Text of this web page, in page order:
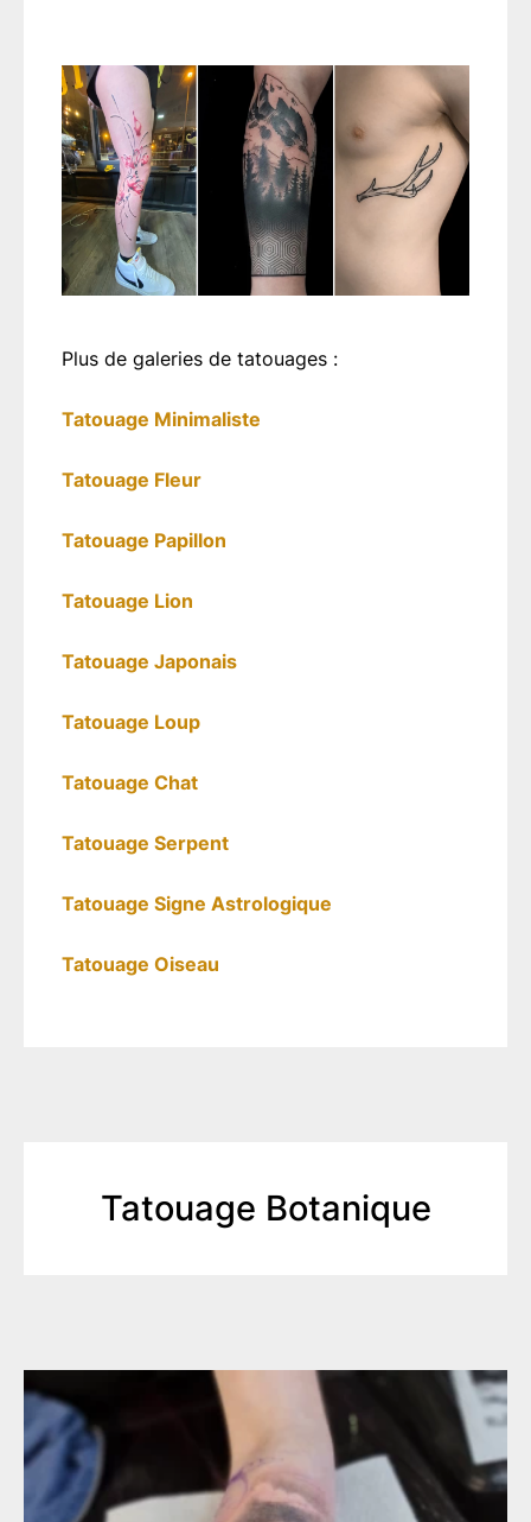
Plus de galeries de tatouages :
Tatouage Minimaliste
Tatouage Fleur
Tatouage Papillon
Tatouage Lion
Tatouage Japonais
Tatouage Loup
Tatouage Chat
Tatouage Serpent
Tatouage Signe Astrologique
Tatouage Oiseau
Tatouage Botanique